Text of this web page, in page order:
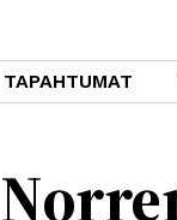
TAPAHTUMAT